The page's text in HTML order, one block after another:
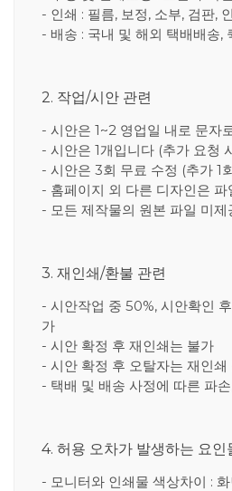
- 인쇄 : 필름, 보정, 소부, 검판,
- 배송 : 국내 및 해외 택배배송,
2. 작업/시안 관련
- 시안은 1~2 영업일 내로 문자
- 시안은 1개입니다 (추가 요청
- 시안은 3회 무료 수정 (추가 1
- 홈페이지 외 다른 디자인은
- 모든 제작물의 원본 파일 미제
3. 재인쇄/환불 관련
- 시안작업 중 50%, 시안확인
가
- 시안 확정 후 재인쇄는 불가
- 시안 확정 후 오탈자는 재인쇄
- 택배 및 배송 사정에 따른 파
4. 허용 오차가 발생하는 요인
- 모니터와 인쇄물 색상차이 :